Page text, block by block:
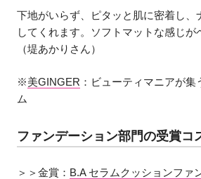
下地がいらず、ピタッと肌に密着し、
してくれます。ソフトマットな感じが
（堤あかりさん）
※美GINGER ：ビューティマニアが
ム
ファンデーション部門の受賞コ
＞＞金賞： B.A セラムクッションファ